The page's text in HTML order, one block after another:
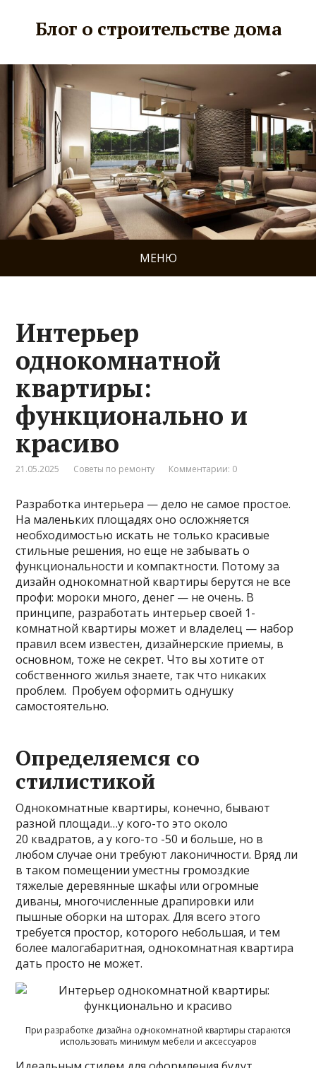
Блог о строительстве дома
МЕНЮ
Интерьер
однокомнатной
квартиры:
функционально и
красиво
21.05.2025 Советы по ремонту Комментарии: 0
Разработка интерьера — дело не самое простое.
На маленьких площадях оно осложняется
необходимостью искать не только красивые
стильные решения, но еще не забывать о
функциональности и компактности. Потому за
дизайн однокомнатной квартиры берутся не все
профи: мороки много, денег — не очень. В
принципе, разработать интерьер своей 1-
комнатной квартиры может и владелец — набор
правил всем известен, дизайнерские приемы, в
основном, тоже не секрет. Что вы хотите от
собственного жилья знаете, так что никаких
проблем. Пробуем оформить однушку
самостоятельно.
Определяемся со
стилистикой
Однокомнатные квартиры, конечно, бывают
разной площади…у кого-то это около
20 квадратов, а у кого-то -50 и больше, но в
любом случае они требуют лаконичности. Вряд ли
в таком помещении уместны громоздкие
тяжелые деревянные шкафы или огромные
диваны, многочисленные драпировки или
пышные оборки на шторах. Для всего этого
требуется простор, которого небольшая, и тем
более малогабаритная, однокомнатная квартира
дать просто не может.
При разработке дизайна однокомнатной квартиры стараются
использовать минимум мебели и аксессуаров